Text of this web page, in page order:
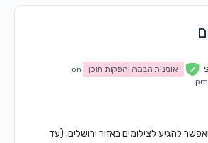
אומנות הבמה והפקות תוכן
on
להגיע לצילומים באזור ירושלים. (עד